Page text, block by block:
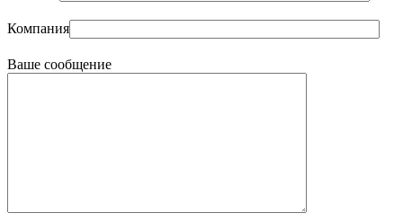
Компания
Ваше сообщение